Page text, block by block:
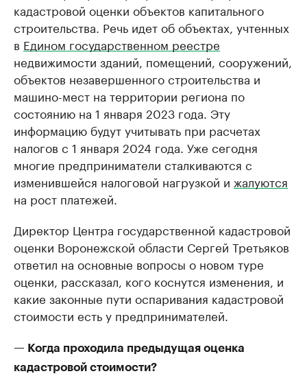
кадастровой оценки объектов капитального
строительства. Речь идет об объектах, учтенных
в Едином государственном реестре
недвижимости зданий, помещений, сооружений,
объектов незавершенного строительства и
машино-мест на территории региона по
состоянию на 1 января 2023 года. Эту
информацию будут учитывать при расчетах
налогов с 1 января 2024 года. Уже сегодня
многие предприниматели сталкиваются с
изменившейся налоговой нагрузкой и жалуются
на рост платежей.
Директор Центра государственной кадастровой
оценки Воронежской области Сергей Третьяков
ответил на основные вопросы о новом туре
оценки, рассказал, кого коснутся изменения, и
какие законные пути оспаривания кадастровой
стоимости есть у предпринимателей.
— Когда проходила предыдущая оценка
кадастровой стоимости?